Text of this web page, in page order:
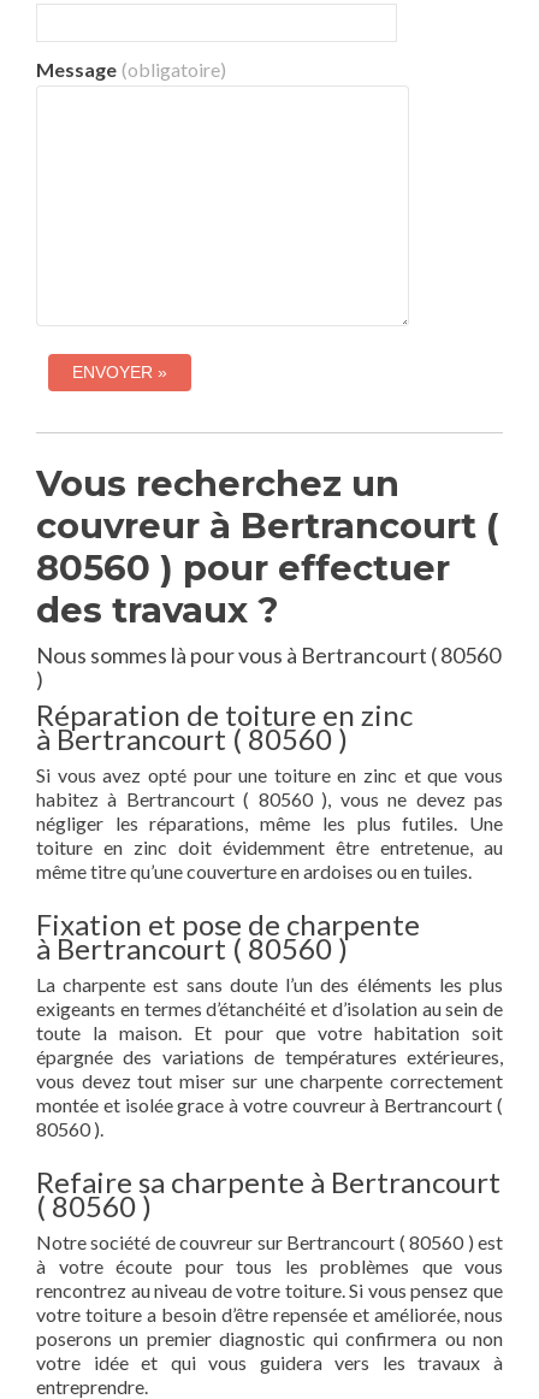
Message (obligatoire)
Vous recherchez un
couvreur à Bertrancourt (
80560 ) pour effectuer
des travaux ?
Nous sommes là pour vous à Bertrancourt ( 80560
)
Réparation de toiture en zinc
à Bertrancourt ( 80560 )
Si vous avez opté pour une toiture en zinc et que vous
habitez à Bertrancourt ( 80560 ), vous ne devez pas
négliger les réparations, même les plus futiles. Une
toiture en zinc doit évidemment être entretenue, au
même titre qu’une couverture en ardoises ou en tuiles.
Fixation et pose de charpente
à Bertrancourt ( 80560 )
La charpente est sans doute l’un des éléments les plus
exigeants en termes d’étanchéité et d’isolation au sein de
toute la maison. Et pour que votre habitation soit
épargnée des variations de températures extérieures,
vous devez tout miser sur une charpente correctement
montée et isolée grace à votre couvreur à Bertrancourt (
80560 ).
Refaire sa charpente à Bertrancourt
( 80560 )
Notre société de couvreur sur Bertrancourt ( 80560 ) est
à votre écoute pour tous les problèmes que vous
rencontrez au niveau de votre toiture. Si vous pensez que
votre toiture a besoin d’être repensée et améliorée, nous
poserons un premier diagnostic qui confirmera ou non
votre idée et qui vous guidera vers les travaux à
entreprendre.